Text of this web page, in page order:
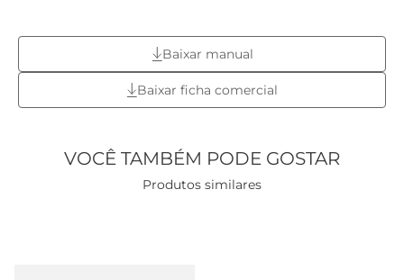
Baixar manual
Baixar ficha comercial
VOCÊ TAMBÉM PODE GOSTAR
Produtos similares